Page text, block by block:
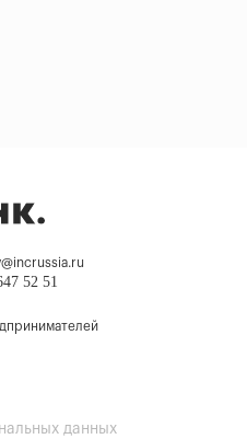
52 51
данных